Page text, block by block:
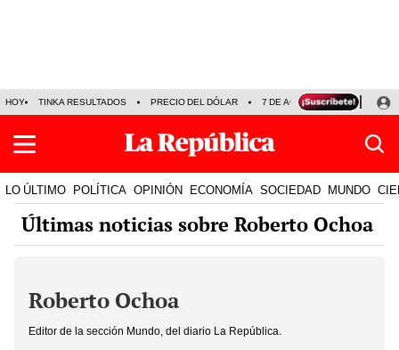
HOY TINKA RESULTADOS PRECIO DEL DÓLAR 7 DE AGOSTO OLLANTA
LO ÚLTIMO POLÍTICA OPINIÓN ECONOMÍA SOCIEDAD MUNDO
Últimas noticias sobre Roberto Ochoa
Roberto Ochoa
Editor de la sección Mundo, del diario La República.